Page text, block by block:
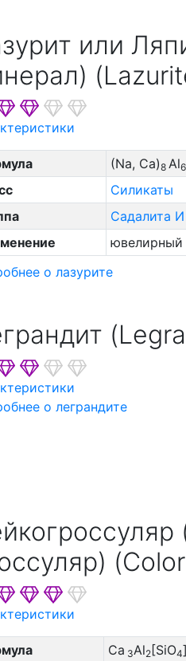
или
(Na, Ca)8 Al6
Силикаты
Садалита
ювелирный
о лазурите
о леграндите
Ca 3Al2[SiO4]